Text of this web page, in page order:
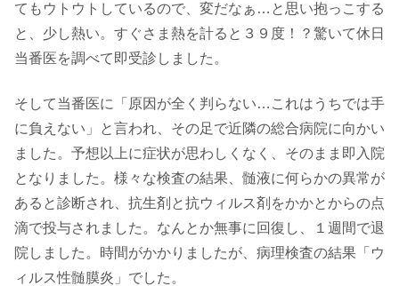
てもウトウトしているので、変だなぁ…と思い抱っこする
と、少し熱い。すぐさま熱を計ると３９度！？驚いて休日
当番医を調べて即受診しました。
そして当番医に「原因が全く判らない…これはうちでは手
に負えない」と言われ、その足で近隣の総合病院に向かい
ました。予想以上に症状が思わしくなく、そのまま即入院
となりました。様々な検査の結果、髄液に何らかの異常が
あると診断され、抗生剤と抗ウィルス剤をかかとからの点
滴で投与されました。なんとか無事に回復し、１週間で退
院しました。時間がかかりましたが、病理検査の結果「ウ
ィルス性髄膜炎」でした。